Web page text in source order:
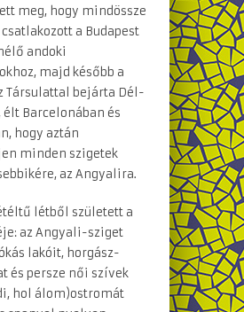
meg, hogy mindössze
csatlakozott a Budapest
andoki
majd később a
Társulattal bejárta Dél-
Barcelonában és
hogy aztán
minden szigetek
az Angyalira.
létből született a
az Angyali-sziget
lakóit, horgász-
és persze női szívek
hol álom)ostromát